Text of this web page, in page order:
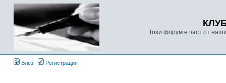
Този форум е част от
Влез Регистрация